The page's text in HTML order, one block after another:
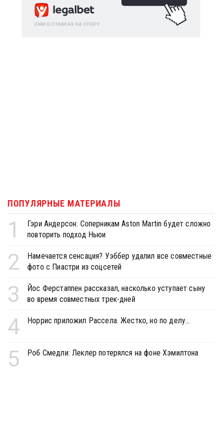
ПОПУЛЯРНЫЕ МАТЕРИАЛЫ
1
Гэри Андерсон: Соперникам Aston Martin будет сложно
повторить подход Ньюи
2
Намечается сенсация? Уэббер удалил все совместные
фото с Пиастри из соцсетей
3
Йос Ферстаппен рассказал, насколько уступает сыну
во время совместных трек-дней
4 Норрис приложил Рассела. Жестко, но по делу...
5 Роб Смедли: Леклер потерялся на фоне Хэмилтона